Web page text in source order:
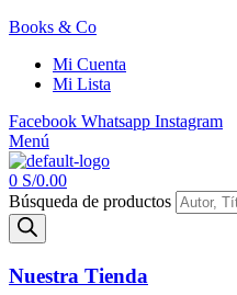
Books & Co
Mi Cuenta
Mi Lista
Facebook Whatsapp Instagram
Menú
0 S/0.00
Búsqueda de productos
Nuestra Tienda